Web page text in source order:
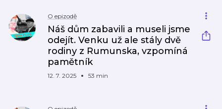
O epizodě
Náš dům zabavili a museli jsme
odejít. Venku už ale stály dvě
rodiny z Rumunska, vzpomíná
pamětník
12. 7. 2025 53 min